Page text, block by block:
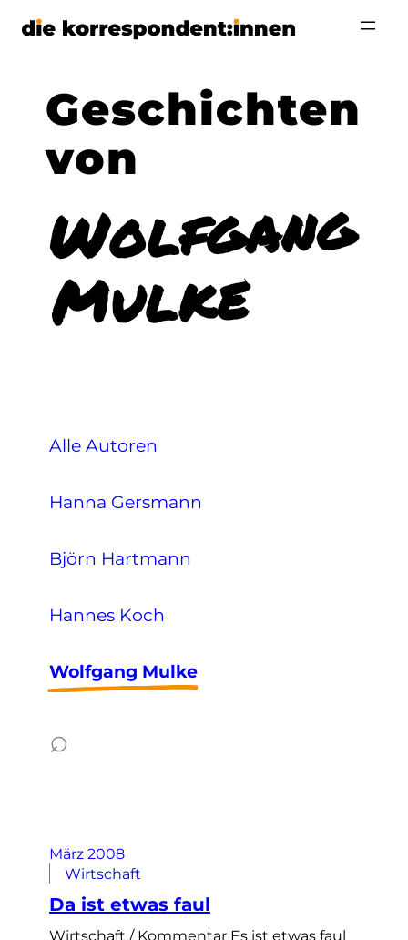
Zum
Wolfgang
Mulke
Alle Autoren
Hanna Gersmann
Björn Hartmann
Hannes Koch
Wolfgang Mulke
⌕
März 2008
Wirtschaft
Da ist etwas faul
Wirtschaft / Kommentar Es ist etwas faul